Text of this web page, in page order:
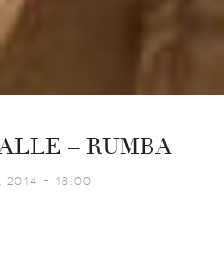
– RUMBA
- 18:00